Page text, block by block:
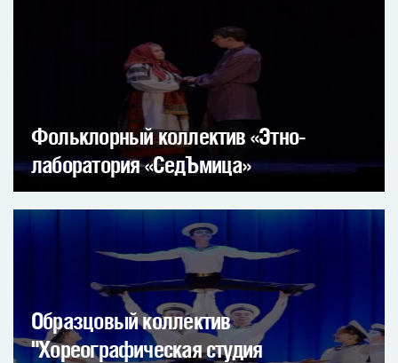
Фольклорный коллектив «Этно-
лаборатория «СедЪмица»
Образцовый коллектив
"Хореографическая студия